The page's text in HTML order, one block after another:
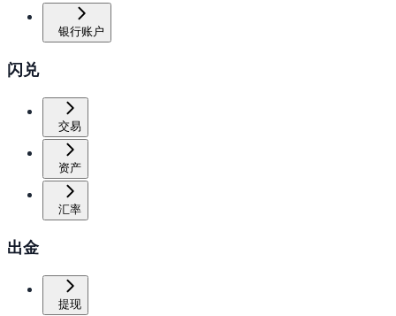
银行账户
闪兑
交易
资产
汇率
出金
提现